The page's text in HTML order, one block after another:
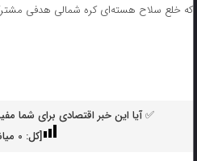
که خلع سلاح هسته‌ای کره شمالی هدفی
✅ آیا این خبر اقتصادی برای شما
[کل: 0